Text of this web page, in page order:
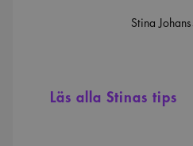
Stina
Läs alla Stinas tips